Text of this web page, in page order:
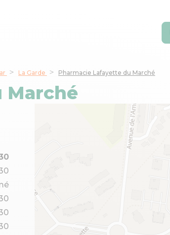
La Garde Pharmacie Lafayette du Marché
Marché